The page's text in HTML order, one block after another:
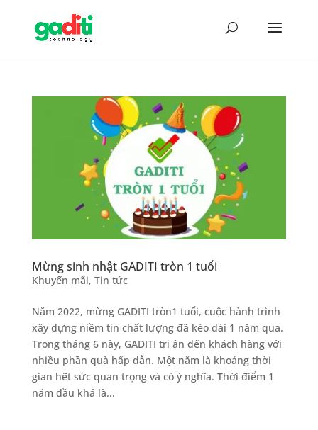
Mừng sinh nhật GADITI tròn 1 tuổi
Khuyến mãi, Tin tức
Năm 2022, mừng GADITI tròn1 tuổi, cuộc hành trình
xây dựng niềm tin chất lượng đã kéo dài 1 năm qua.
Trong tháng 6 này, GADITI tri ân đến khách hàng với
nhiều phần quà hấp dẫn. Một năm là khoảng thời
gian hết sức quan trọng và có ý nghĩa. Thời điểm 1
năm đầu khá là...